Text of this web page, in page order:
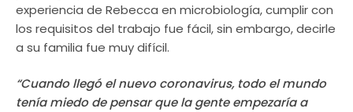
experiencia de Rebecca en microbiología, cumplir con
los requisitos del trabajo fue fácil, sin embargo, decirle
a su familia fue muy difícil.
“Cuando llegó el nuevo coronavirus, todo el mundo
tenía miedo de pensar que la gente empezaría a